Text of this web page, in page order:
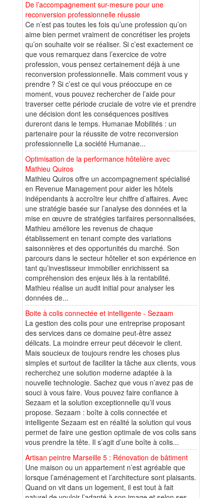
De l’accompagnement sur-mesure pour une
reconversion professionnelle réussie
Ce n’est pas toutes les fois qu’une profession qu’on
aime bien permet vraiment de concrétiser les projets
qu’on souhaite voir se réaliser. Si c’est exactement ce
que vous remarquez dans l’exercice de votre
profession, vous pensez certainement déjà à une
reconversion professionnelle. Mais comment vous y
prendre ? Si c’est ce qui vous préoccupe en ce
moment, vous pouvez rechercher de l’aide pour
traverser cette période cruciale de votre vie et prendre
une décision dont les conséquences positives
dureront dans le temps. Humanae Mobilités : un
partenaire pour la réussite de votre reconversion
professionnelle La société Humanae...
Optimisation de la performance hôtelière avec
Mathieu Quiros
Mathieu Quiros offre un accompagnement spécialisé
en Revenue Management pour aider les hôtels
indépendants à accroître leur chiffre d’affaires. Avec
une stratégie basée sur l’analyse des données et la
mise en œuvre de stratégies tarifaires personnalisées,
Mathieu améliore les revenus de chaque
établissement en tenant compte des variations
saisonnières et des opportunités du marché. Son
parcours dans le secteur hôtelier et son expérience en
tant qu’investisseur immobilier enrichissent sa
compréhension des enjeux liés à la rentabilité.
Mathieu réalise un audit initial pour analyser les
données de...
Boite à colis connectée et intelligente - Sezaam
La gestion des colis pour une entreprise proposant
des services dans ce domaine peut-être assez
délicats. La moindre erreur peut décevoir le client.
Mais soucieux de toujours rendre les choses plus
simples et surtout de faciliter la tâche aux clients, vous
recherchez une solution moderne adaptée à la
nouvelle technologie. Sachez que vous n’avez pas de
souci à vous faire. Vous pouvez faire confiance à
Sezaam et la solution exceptionnelle qu’il vous
propose. Sezaam : boîte à colis connectée et
intelligente Sezaam est en réalité la solution qui vous
permet de faire une gestion optimale de vos colis sans
vous prendre la tête. Il s’agit d’une boîte à colis...
Artisan peintre Marseille 5 : Rénovation de bâtiment
Une maison ou un appartement n’est agréable que
lorsque l’aménagement et l’architecture sont plaisants.
Quand on vit dans un logement, il est tout à fait